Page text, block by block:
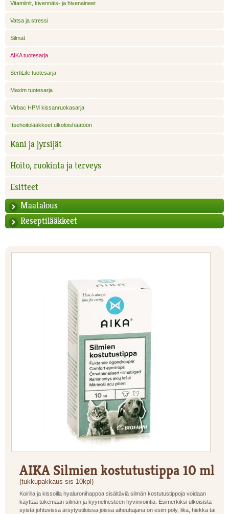
Vitamiinit, kivennäis- ja hivenaineet
Vatsa ja stressi
Silmät
AIKA tuotesarja
SertiLife tuotesarja
Maxim tuotesarja
Virbac HPM kissanruokasarja
Itsehoitolääkkeet ulkoloishäätöön
Kani ja jyrsijät
Hoito, ruokinta ja terveys
Esitteet
Maatalous
Reseptilääkkeet
AIKA Silmien kostutustippa 10 ml
(tukkupakkaus sis 10kpl)
Koirilla ja kissoilla hyaluronihappoa sisältäviä silmän kostutustippoja voidaan
käyttää tukemaan silmän ja kyynelnesteen hyvinvointia. Esimerkiksi ulkoisista
syistä johtuvissa ärsytystiloissa joissa aiheuttajana on esim pöly, lika, hiekka tai